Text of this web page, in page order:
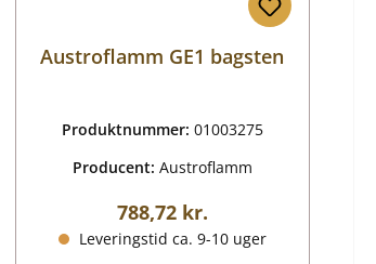
Austroflamm GE1 bagsten
Produktnummer: 01003275
Producent: Austroflamm
Almindelig pris:
788,72 kr.
Leveringstid ca. 9-10 uger